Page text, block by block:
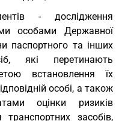
- дослідження
особами Державної
паспортного та інших
які перетинають
встановлення їх
особі, а також
оцінки ризиків
засобів,